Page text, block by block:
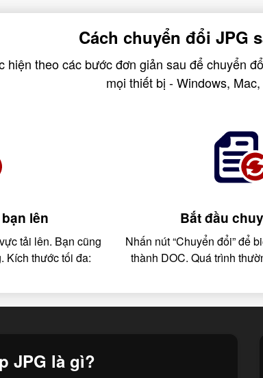
Cách chuyển đổi JPG
hiện theo các bước đơn giản sau để chuyển
mọi thiết bị - Windows,
lên
tải lên. Bạn cũng
Kích thước tối đa:
Bắt đầu
Nhấn nút “Chuyển đổi” để
thành DOC. Quá trình
JPG là gì?